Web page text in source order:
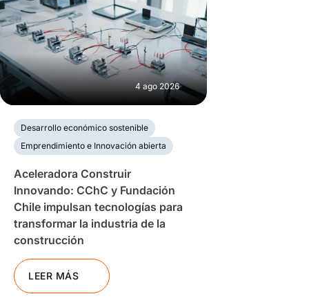
4 ago 2026
Desarrollo económico sostenible
Emprendimiento e Innovación abierta
Aceleradora Construir
Innovando: CChC y Fundación
Chile impulsan tecnologías para
transformar la industria de la
construcción
LEER MÁS